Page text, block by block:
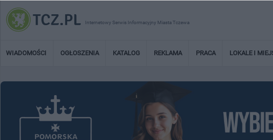
Internetowy Serwis Informacyjny Miasta Tczewa
WIADOMOŚCI OGŁOSZENIA KATALOG REKLAMA PRACA LOKALE I